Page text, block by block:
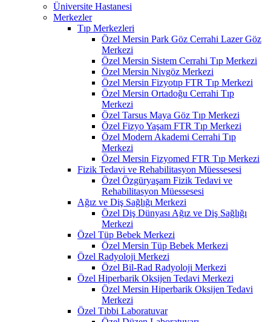
Üniversite Hastanesi
Merkezler
Tıp Merkezleri
Özel Mersin Park Göz Cerrahi Lazer Göz
Merkezi
Özel Mersin Sistem Cerrahi Tıp Merkezi
Özel Mersin Nivgöz Merkezi
Özel Mersin Fizyotıp FTR Tıp Merkezi
Özel Mersin Ortadoğu Cerrahi Tıp
Merkezi
Özel Tarsus Maya Göz Tıp Merkezi
Özel Fizyo Yaşam FTR Tıp Merkezi
Özel Modern Akademi Cerrahi Tıp
Merkezi
Özel Mersin Fizyomed FTR Tıp Merkezi
Fizik Tedavi ve Rehabilitasyon Müessesesi
Özel Özgüryaşam Fizik Tedavi ve
Rehabilitasyon Müessesesi
Ağız ve Diş Sağlığı Merkezi
Özel Diş Dünyası Ağız ve Diş Sağlığı
Merkezi
Özel Tüp Bebek Merkezi
Özel Mersin Tüp Bebek Merkezi
Özel Radyoloji Merkezi
Özel Bil-Rad Radyoloji Merkezi
Özel Hiperbarik Oksijen Tedavi Merkezi
Özel Mersin Hiperbarik Oksijen Tedavi
Merkezi
Özel Tıbbi Laboratuvar